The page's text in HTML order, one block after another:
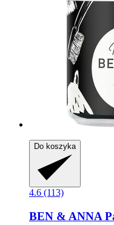
Do koszyka
4.6 (113)
BEN & ANNA